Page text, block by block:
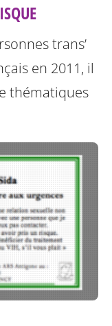
trans’
en 2011, il
thématiques